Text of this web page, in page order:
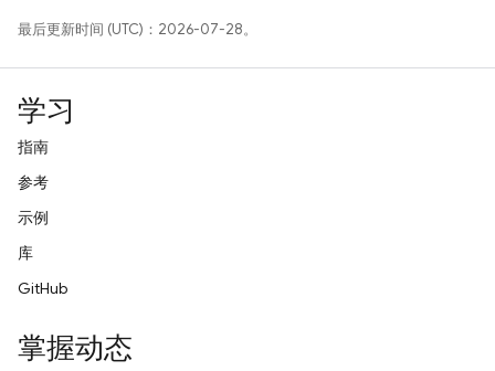
最后更新时间 (UTC)：2026-07-28。
学习
指南
参考
示例
库
GitHub
掌握动态